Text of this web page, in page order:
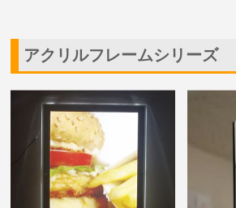
アクリルフレームシリーズ